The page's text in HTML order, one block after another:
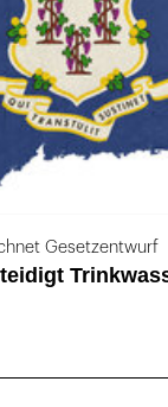
Gesetzentwurf